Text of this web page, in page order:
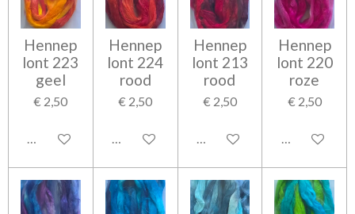
Hennep
lont 223
geel
€ 2,50
In winkelwagen
Hennep
lont 224
rood
€ 2,50
In winkelwagen
Hennep
lont 213
rood
€ 2,50
In winkelwagen
Hennep
lont 220
roze
€ 2,50
In